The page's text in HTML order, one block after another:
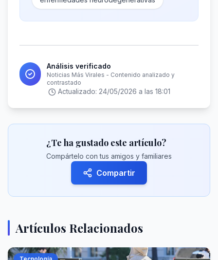
Análisis verificado
Noticias Más Virales - Contenido analizado y
contrastado
Actualizado: 24/05/2026 a las 18:01
¿Te ha gustado este artículo?
Compártelo con tus amigos y familiares
Compartir
Artículos Relacionados